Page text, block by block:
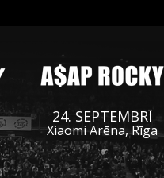
24. SEPTEMBRĪ
Xiaomi Arēna, Rīga